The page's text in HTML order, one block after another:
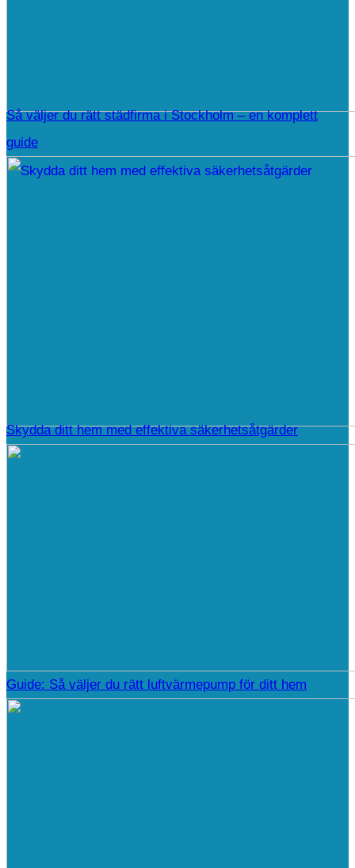
Så väljer du rätt städfirma i Stockholm – en komplett
guide
Skydda ditt hem med effektiva säkerhetsåtgärder
Guide: Så väljer du rätt luftvärmepump för ditt hem